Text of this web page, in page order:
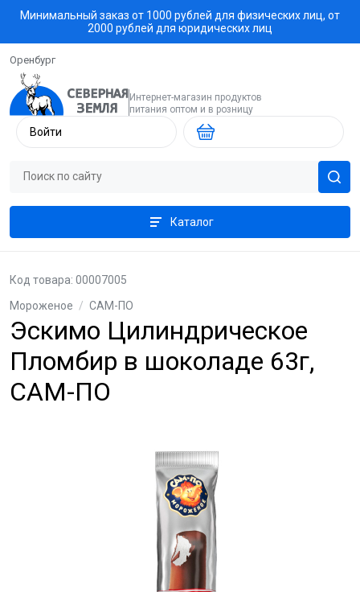
Минимальный заказ от 1000 рублей для физических лиц, от
2000 рублей для юридических лиц
Оренбург
Интернет-магазин продуктов
питания оптом и в розницу
Войти
Каталог
Мороженое / САМ-ПО
Эскимо Цилиндрическое
Пломбир в шоколаде 63г,
САМ-ПО
Код товара: 00007005